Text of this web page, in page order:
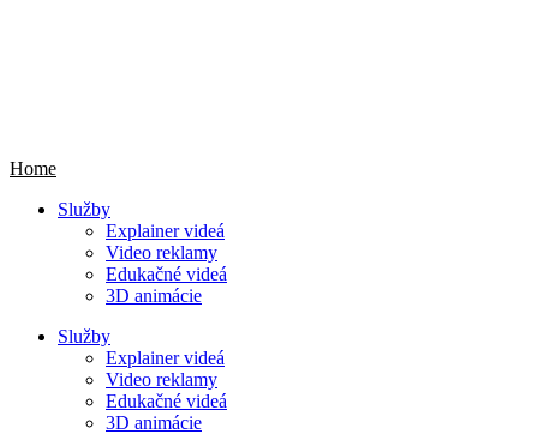
Home
Služby
Explainer videá
Video reklamy
Edukačné videá
3D animácie
Služby
Explainer videá
Video reklamy
Edukačné videá
3D animácie